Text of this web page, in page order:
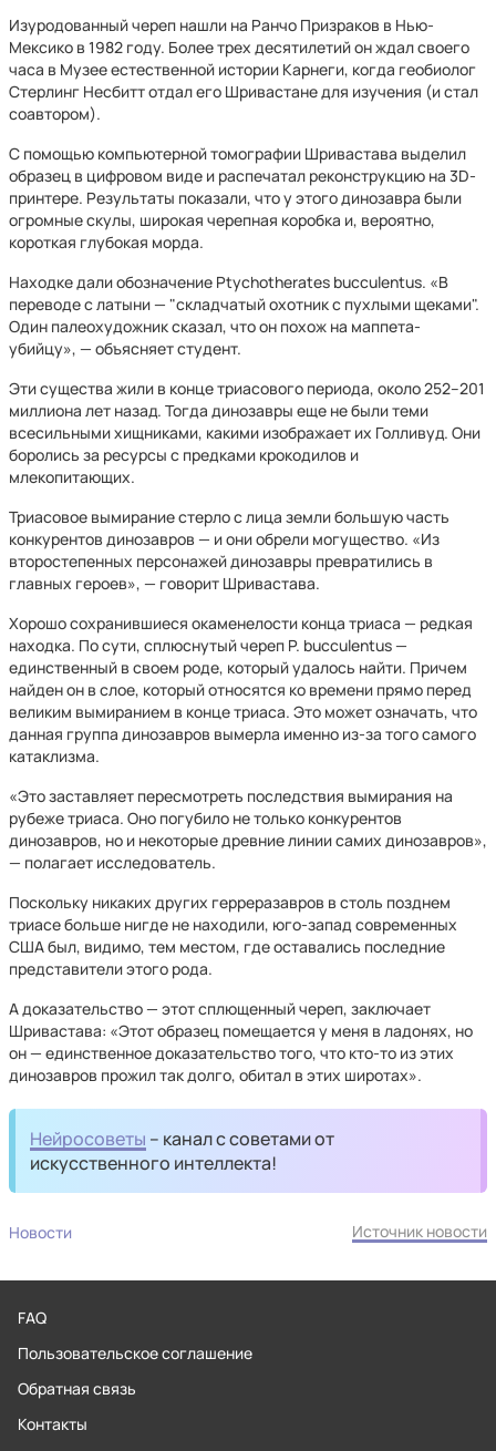
Изуродованный череп нашли на Ранчо Призраков в Нью-
Мексико в 1982 году. Более трех десятилетий он ждал своего
часа в Музее естественной истории Карнеги, когда геобиолог
Стерлинг Несбитт отдал его Шривастане для изучения (и стал
соавтором).
С помощью компьютерной томографии Шривастава выделил
образец в цифровом виде и распечатал реконструкцию на 3D-
принтере. Результаты показали, что у этого динозавра были
огромные скулы, широкая черепная коробка и, вероятно,
короткая глубокая морда.
Находке дали обозначение Ptychotherates bucculentus. «В
переводе с латыни — "складчатый охотник с пухлыми щеками".
Один палеохудожник сказал, что он похож на маппета-
убийцу», — объясняет студент.
Эти существа жили в конце триасового периода, около 252–201
миллиона лет назад. Тогда динозавры еще не были теми
всесильными хищниками, какими изображает их Голливуд. Они
боролись за ресурсы с предками крокодилов и
млекопитающих.
Триасовое вымирание стерло с лица земли большую часть
конкурентов динозавров — и они обрели могущество. «Из
второстепенных персонажей динозавры превратились в
главных героев», — говорит Шривастава.
Хорошо сохранившиеся окаменелости конца триаса — редкая
находка. По сути, сплюснутый череп P. bucculentus —
единственный в своем роде, который удалось найти. Причем
найден он в слое, который относятся ко времени прямо перед
великим вымиранием в конце триаса. Это может означать, что
данная группа динозавров вымерла именно из-за того самого
катаклизма.
«Это заставляет пересмотреть последствия вымирания на
рубеже триаса. Оно погубило не только конкурентов
динозавров, но и некоторые древние линии самих динозавров»,
— полагает исследователь.
Поскольку никаких других герреразавров в столь позднем
триасе больше нигде не находили, юго-запад современных
США был, видимо, тем местом, где оставались последние
представители этого рода.
А доказательство — этот сплющенный череп, заключает
Шривастава: «Этот образец помещается у меня в ладонях, но
он — единственное доказательство того, что кто-то из этих
динозавров прожил так долго, обитал в этих широтах».
Нейросоветы – канал с советами от
искусственного интеллекта!
Новости Источник новости
FAQ
Пользовательское соглашение
Обратная связь
Контакты